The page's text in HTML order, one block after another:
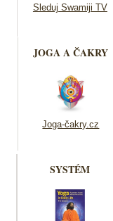
Sleduj Swamiji TV
JOGA A ČAKRY
Joga-čakry.cz
SYSTÉM